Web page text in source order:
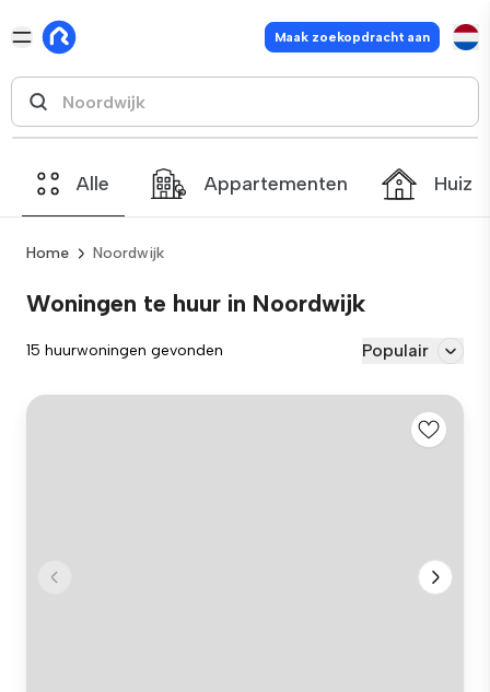
Maak zoekopdracht aan
Alle Appartementen
Home Noordwijk
Woningen te huur in Noordwijk
15 huurwoningen gevonden Populair